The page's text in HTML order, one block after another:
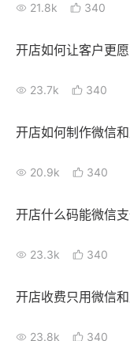
21.8k 340
开店如何让客户更愿
23.7k 340
开店如何制作微信
20.9k 340
开店什么码能微信支
23.3k 340
开店收费只用微信
23.8k 340